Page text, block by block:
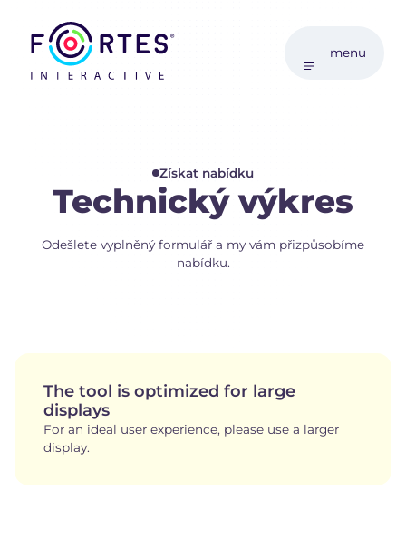
menu
Získat nabídku
Technický výkres
Odešlete vyplněný formulář a my vám přizpůsobíme
nabídku.
The tool is optimized for large
displays
For an ideal user experience, please use a larger
display.